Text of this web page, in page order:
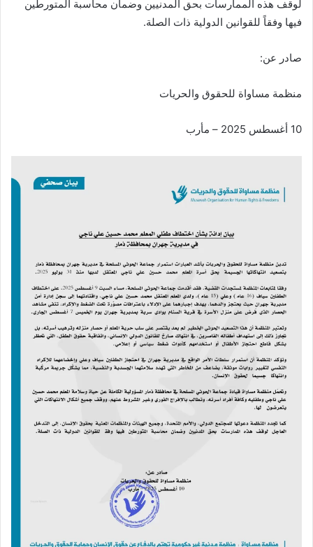
لوقف هذه الممارسات بحق المدنيين وضمان محاسبة المتورطين
فيها وفقاً للقوانين الدولية ذات الصلة.
صادر عن:
منظمة مساواة للحقوق والحريات
10 أغسطس 2025 – مأرب